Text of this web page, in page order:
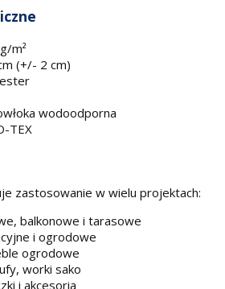
m²
(+/- 2 cm)
wodoodporna
TEX
zastosowanie w wielu projektach:
balkonowe i tarasowe
i ogrodowe
ogrodowe
worki sako
i akcesoria